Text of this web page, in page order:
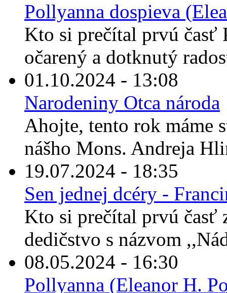
Pollyanna dospieva
Kto si prečítal prvú časť
očarený a dotknutý
01.10.2024 - 13:08
Narodeniny Otca národa
Ahojte, tento rok máme
nášho Mons. Andreja
19.07.2024 - 18:35
Sen jednej dcéry -
Kto si prečítal prvú časť
dedičstvo s názvom
08.05.2024 - 16:30
Pollyanna (Eleanor H.